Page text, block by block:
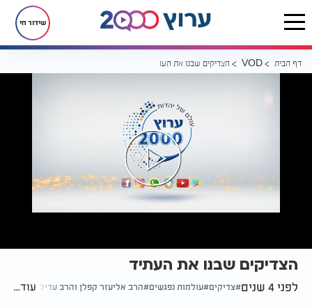
שידור חי
דף הבית VOD הצדיקים שבנו את העתיד
הצדיקים שבנו את העתיד
לפני 4 שנים צדיקים עולמות נפגשים הרב אליעזר קפלן והרב עדיל שפיגל
עוד...